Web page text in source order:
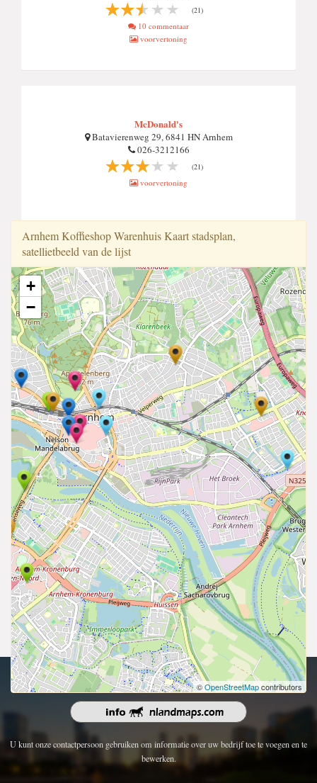
(21)
10 commentaar
voorvertoning
McDonald's
Batavierenweg 29, 6841 HN Arnhem
026-3212166
(21)
voorvertoning
Arnhem Koffi̇eshop Warenhuis Kaart stadsplan,
satellietbeeld van de lijst
+
−
©OpenStreetMapcontributors
Copyright 2026 | Alle rechten voorbehouden.
U kunt onze contactpersoon gebruiken om informatie over uw bedrijf toe te voegen en te
bewerken.